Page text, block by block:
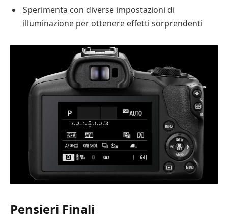
Sperimenta con diverse impostazioni di
illuminazione per ottenere effetti sorprendenti
Pensieri Finali